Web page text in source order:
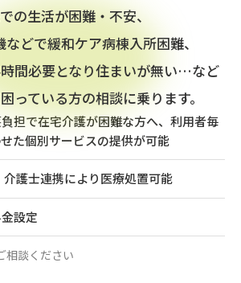
の生活が困難・不安、
どで緩和ケア病棟入所困難、
間必要となり住まいが無い…など
っている方の相談に乗ります。
担で在宅介護が困難な方へ、利用者毎
た個別サービスの提供が可能
護士連携により医療処置可能
設定
相談ください